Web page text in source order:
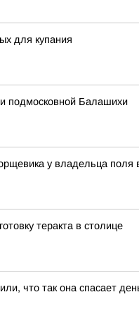
для купания
подмосковной Балашихи
у владельца поля
теракта в столице
что так она спасает